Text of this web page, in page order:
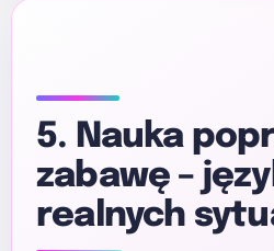
5. Nauka
zabawę –
realnych